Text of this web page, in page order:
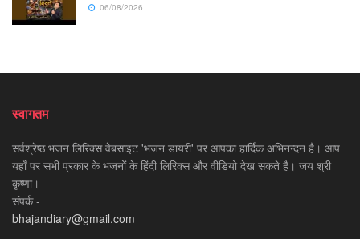
06/08/2026
स्वागतम
सर्वश्रेष्ठ भजन लिरिक्स वेबसाइट 'भजन डायरी' पर आपका हार्दिक अभिनन्दन है। आप
यहाँ पर सभी प्रकार के भजनों के हिंदी लिरिक्स और वीडियो देख सकते है। जय श्री
कृष्णा।
संपर्क -
bhajandiary@gmail.com